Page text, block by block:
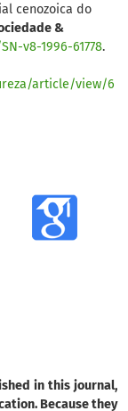
cenozoica do
&
v8-1996-61778.
article/view/6
in this journal,
Because they